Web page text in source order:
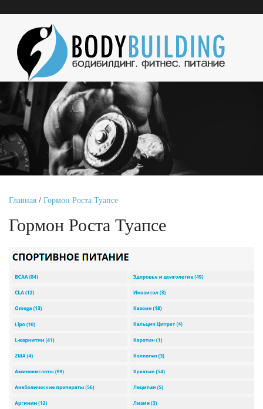
Главная / Гормон Роста Туапсе
Гормон Роста Туапсе